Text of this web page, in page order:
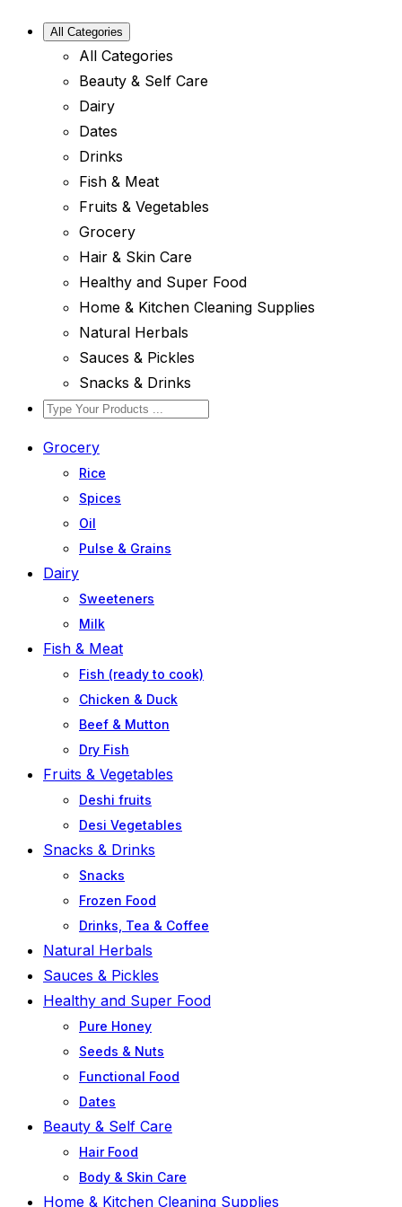
All Categories
All Categories
Beauty & Self Care
Dairy
Dates
Drinks
Fish & Meat
Fruits & Vegetables
Grocery
Hair & Skin Care
Healthy and Super Food
Home & Kitchen Cleaning Supplies
Natural Herbals
Sauces & Pickles
Snacks & Drinks
Grocery
Rice
Spices
Oil
Pulse & Grains
Dairy
Sweeteners
Milk
Fish & Meat
Fish (ready to cook)
Chicken & Duck
Beef & Mutton
Dry Fish
Fruits & Vegetables
Deshi fruits
Desi Vegetables
Snacks & Drinks
Snacks
Frozen Food
Drinks, Tea & Coffee
Natural Herbals
Sauces & Pickles
Healthy and Super Food
Pure Honey
Seeds & Nuts
Functional Food
Dates
Beauty & Self Care
Hair Food
Body & Skin Care
Home & Kitchen Cleaning Supplies